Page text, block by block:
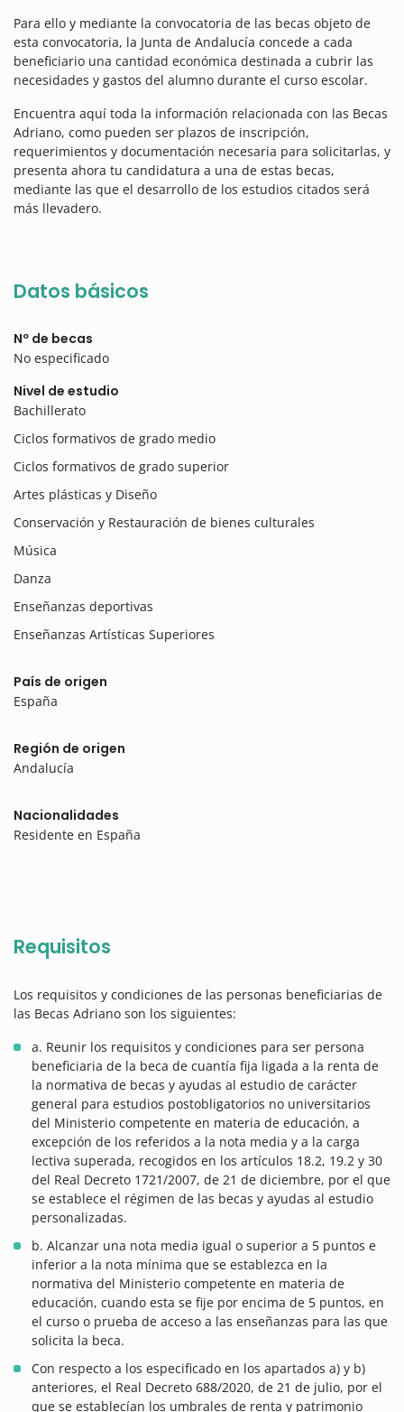
Para ello y mediante la convocatoria de las becas objeto de
esta convocatoria, la Junta de Andalucía concede a cada
beneficiario una cantidad económica destinada a cubrir las
necesidades y gastos del alumno durante el curso escolar.
Encuentra aquí toda la información relacionada con las Becas
Adriano, como pueden ser plazos de inscripción,
requerimientos y documentación necesaria para solicitarlas, y
presenta ahora tu candidatura a una de estas becas,
mediante las que el desarrollo de los estudios citados será
más llevadero.
Datos básicos
Nº de becas
No especificado
Nivel de estudio
Bachillerato
Ciclos formativos de grado medio
Ciclos formativos de grado superior
Artes plásticas y Diseño
Conservación y Restauración de bienes culturales
Música
Danza
Enseñanzas deportivas
Enseñanzas Artísticas Superiores
País de origen
España
Región de origen
Andalucía
Nacionalidades
Residente en España
Requisitos
Los requisitos y condiciones de las personas beneficiarias de
las Becas Adriano son los siguientes:
a. Reunir los requisitos y condiciones para ser persona
beneficiaria de la beca de cuantía fija ligada a la renta de
la normativa de becas y ayudas al estudio de carácter
general para estudios postobligatorios no universitarios
del Ministerio competente en materia de educación, a
excepción de los referidos a la nota media y a la carga
lectiva superada, recogidos en los artículos 18.2, 19.2 y 30
del Real Decreto 1721/2007, de 21 de diciembre, por el que
se establece el régimen de las becas y ayudas al estudio
personalizadas.
b. Alcanzar una nota media igual o superior a 5 puntos e
inferior a la nota mínima que se establezca en la
normativa del Ministerio competente en materia de
educación, cuando esta se fije por encima de 5 puntos, en
el curso o prueba de acceso a las enseñanzas para las que
solicita la beca.
Con respecto a los especificado en los apartados a) y b)
anteriores, el Real Decreto 688/2020, de 21 de julio, por el
que se establecían los umbrales de renta y patrimonio